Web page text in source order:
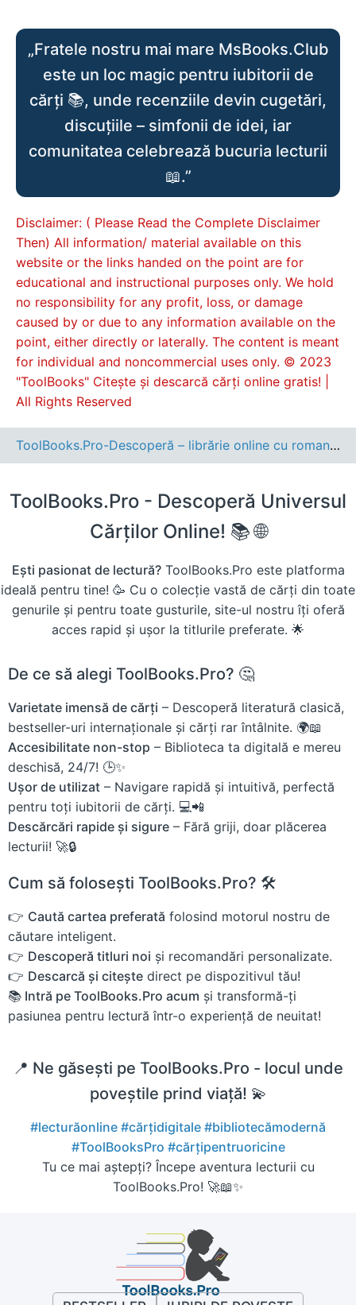
„Fratele nostru mai mare MsBooks.Club
este un loc magic pentru iubitorii de
cărți 📚, unde recenziile devin cugetări,
discuțiile – simfonii de idei, iar
comunitatea celebrează bucuria lecturii
📖.”
Disclaimer: ( Please Read the Complete Disclaimer
Then) All information/ material available on this
website or the links handed on the point are for
educational and instructional purposes only. We hold
no responsibility for any profit, loss, or damage
caused by or due to any information available on the
point, either directly or laterally. The content is meant
for individual and noncommercial uses only. © 2023
"ToolBooks" Citește și descarcă cărți online gratis! |
All Rights Reserved
ToolBooks.Pro-Descoperă – librărie online cu romane, cărți pentru copii, dezvoltare personală și cele mai noi apariții editoriale.
ToolBooks.Pro - Descoperă Universul
Cărților Online! 📚 🌐
Ești pasionat de lectură?ToolBooks.Pro este platforma
ideală pentru tine! 🥳 Cu o colecție vastă de cărți din toate
genurile și pentru toate gusturile, site-ul nostru îți oferă
acces rapid și ușor la titlurile preferate. 🌟
De ce să alegi ToolBooks.Pro? 🤔
Varietate imensă de cărți – Descoperă literatură clasică,
bestseller-uri internaționale și cărți rar întâlnite. 🌍📖
Accesibilitate non-stop – Biblioteca ta digitală e mereu
deschisă, 24/7! 🕒✨
Ușor de utilizat – Navigare rapidă și intuitivă, perfectă
pentru toți iubitorii de cărți. 💻📲
Descărcări rapide și sigure – Fără griji, doar plăcerea
lecturii! 🚀🔒
Cum să folosești ToolBooks.Pro? 🛠️
👉 Caută cartea preferată folosind motorul nostru de
căutare inteligent.
👉 Descoperă titluri noi și recomandări personalizate.
👉 Descarcă și citește direct pe dispozitivul tău!
📚 Intră pe ToolBooks.Pro acum și transformă-ți
pasiunea pentru lectură într-o experiență de neuitat!
📍 Ne găsești pe ToolBooks.Pro - locul unde
poveștile prind viață! 💫
#lecturăonline #cărțidigitale #bibliotecămodernă
#ToolBooksPro #cărțipentruoricine
Tu ce mai aștepți? Începe aventura lecturii cu
ToolBooks.Pro! 🚀📖✨